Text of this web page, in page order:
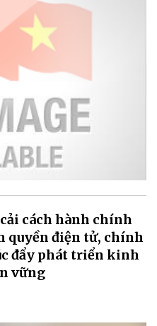
cách hành chính
quyền điện tử, chính
đẩy phát triển kinh
vững